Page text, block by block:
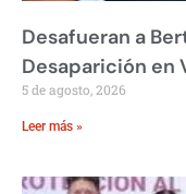
Desafueran a
Desaparición en
5 de agosto, 2026
Leer más »